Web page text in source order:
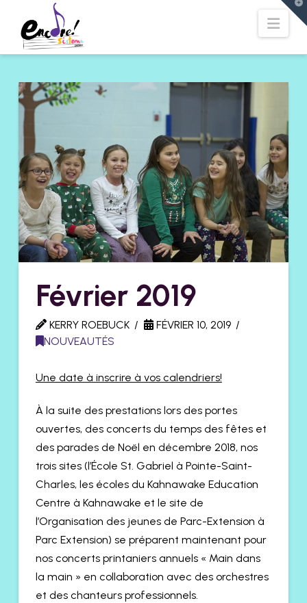
Février 2019
KERRY ROEBUCK
FÉVRIER 10, 2019
NOUVEAUTÉS
Une date à inscrire à vos calendriers!
À la suite des prestations lors des portes
ouvertes, des concerts du temps des fêtes et
des parades de Noël en décembre 2018, nos
trois sites (l’École St. Gabriel à Pointe-Saint-
Charles, les écoles du Kahnawake Education
Centre à Kahnawake et le site de
l’Organisation des jeunes de Parc-Extension à
Parc Extension) se préparent maintenant pour
nos concerts printaniers annuels « Main dans
la main » en collaboration avec des orchestres
et des chanteurs professionnels.